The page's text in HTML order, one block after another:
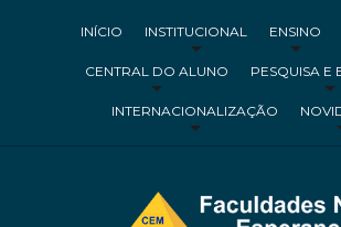
INÍCIO INSTITUCIONAL ENSINO
CENTRAL DO ALUNO PESQUISA E
INTERNACIONALIZAÇÃO